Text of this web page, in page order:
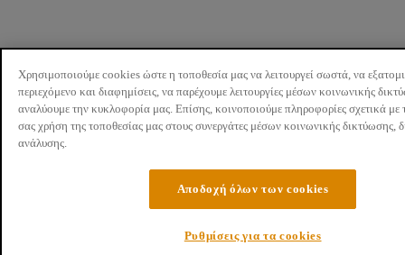
Χρησιμοποιούμε cookies ώστε η τοποθεσία μας να λειτουργεί σωστά, να
περιεχόμενο και διαφημίσεις, να παρέχουμε λειτουργίες μέσων κοινωνικής
αναλύουμε την κυκλοφορία μας. Επίσης, κοινοποιούμε πληροφορίες σχετικά με
σας χρήση της τοποθεσίας μας στους συνεργάτες μέσων κοινωνικής δικτύωσης,
ανάλυσης.
Αποδοχή όλων των cookies
Ρυθμίσεις για τα cookies